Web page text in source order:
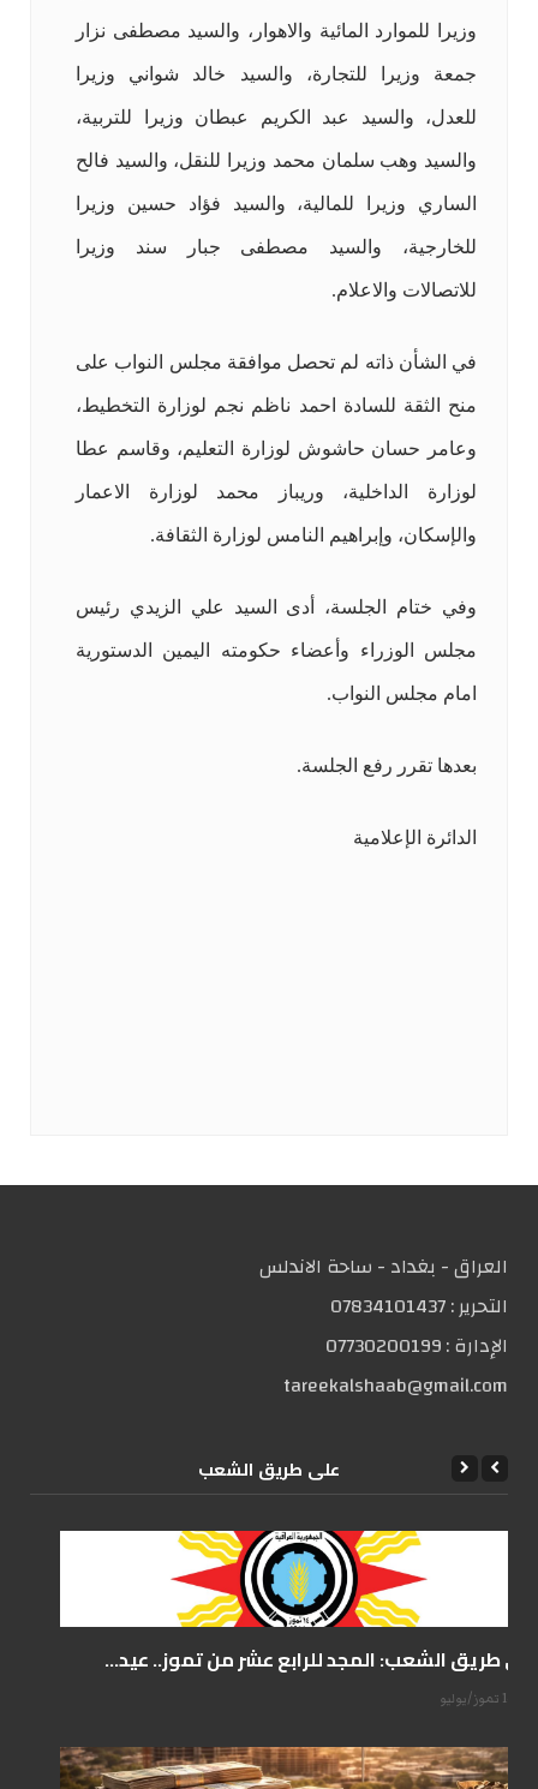
وزيرا للموارد المائية والاهوار، والسيد مصطفى نزار
جمعة وزيرا للتجارة، والسيد خالد شواني وزيرا
للعدل، والسيد عبد الكريم عبطان وزيرا للتربية،
والسيد وهب سلمان محمد وزيرا للنقل، والسيد فالح
الساري وزيرا للمالية، والسيد فؤاد حسين وزيرا
للخارجية، والسيد مصطفى جبار سند وزيرا
للاتصالات والاعلام.
في الشأن ذاته لم تحصل موافقة مجلس النواب على
منح الثقة للسادة احمد ناظم نجم لوزارة التخطيط،
وعامر حسان حاشوش لوزارة التعليم، وقاسم عطا
لوزارة الداخلية، وريباز محمد لوزارة الاعمار
والإسكان، وإبراهيم النامس لوزارة الثقافة.
وفي ختام الجلسة، أدى السيد علي الزيدي رئيس
مجلس الوزراء وأعضاء حكومته اليمين الدستورية
امام مجلس النواب.
بعدها تقرر رفع الجلسة.
الدائرة الإعلامية
العراق - بغداد - ساحة الاندلس
التحریر :07834101437
الإدارة :07730200199
tareekalshaab@gmail.com
علی طریق الشعب
على طريق الشعب: المجد للرابع عشر من تموز.. عيد...
14 تموز/يوليو